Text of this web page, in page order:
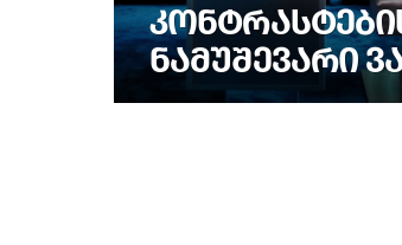
ᲙᲝᲜᲢᲠᲐᲡᲢᲔᲑᲘᲡ
ᲜᲐᲛᲣᲨᲔᲕᲐᲠᲘ